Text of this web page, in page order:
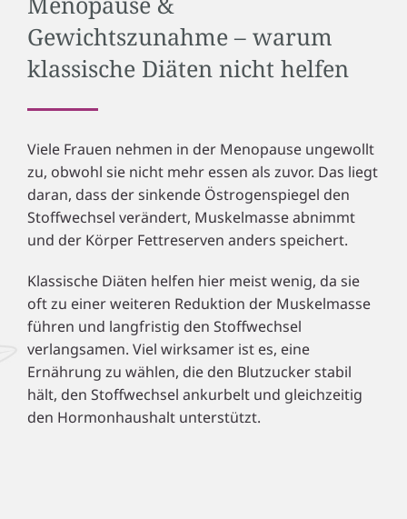
Gewichtszunahme – warum
klassische Diäten nicht helfen
Viele Frauen nehmen in der Menopause ungewollt
zu, obwohl sie nicht mehr essen als zuvor. Das liegt
daran, dass der sinkende Östrogenspiegel den
Stoffwechsel verändert, Muskelmasse abnimmt
und der Körper Fettreserven anders speichert.
Klassische Diäten helfen hier meist wenig, da sie
oft zu einer weiteren Reduktion der Muskelmasse
führen und langfristig den Stoffwechsel
verlangsamen. Viel wirksamer ist es, eine
Ernährung zu wählen, die den Blutzucker stabil
hält, den Stoffwechsel ankurbelt und gleichzeitig
den Hormonhaushalt unterstützt.